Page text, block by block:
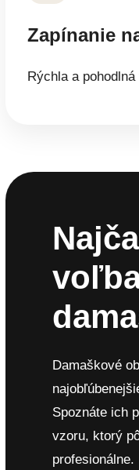
Zapínanie
Rýchla a
Damaškové
Spoznáte ich
vzoru, ktorý
profesionálne.